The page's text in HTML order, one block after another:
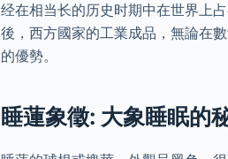
经在相当长的历史时期中在世界上
後，西方國家的工業成品，無論在
的優勢。
睡蓮象徵: 大象睡眠的